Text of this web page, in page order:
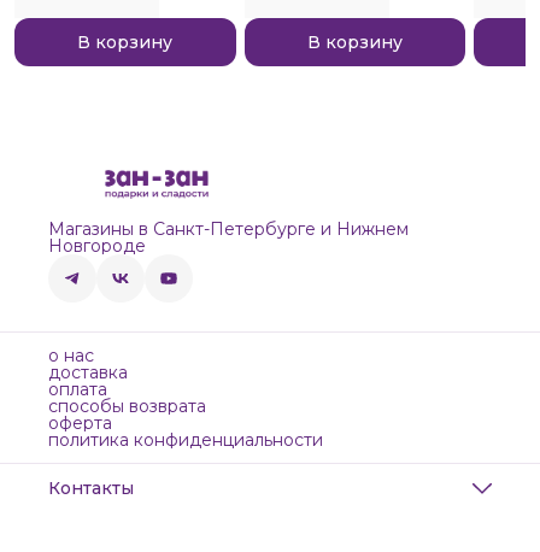
В корзину В корзину
Магазины в Санкт-Петербурге и Нижнем
Новгороде
о нас
доставка
оплата
способы возврата
оферта
политика конфиденциальности
Контакты